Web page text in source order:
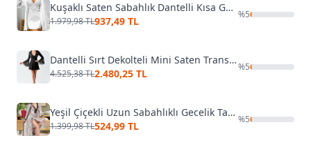
Kuşaklı Saten Sabahlık Dantelli Kısa Gecelik Takım Real Passione 3052
1.979,98 TL937,49 TL
%5
Dantelli Sırt Dekolteli Mini Saten Transparan Fantazi Gecelik Takım İmaj 4210
4.525,38 TL2.480,25 TL
%5
Yeşil Çiçekli Uzun Sabahlıklı Gecelik Takım İzabel US-6005
1.399,98 TL524,99 TL
%5